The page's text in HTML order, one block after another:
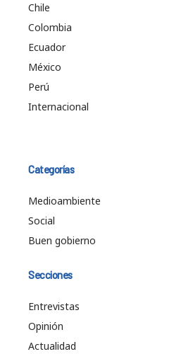
Chile
Colombia
Ecuador
México
Perú
Internacional
Categorías
Medioambiente
Social
Buen gobierno
Secciones
Entrevistas
Opinión
Actualidad